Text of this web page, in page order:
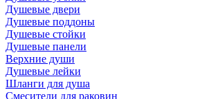
Душевые двери
Душевые поддоны
Душевые стойки
Душевые панели
Верхние души
Душевые лейки
Шланги для душа
Смесители для раковин